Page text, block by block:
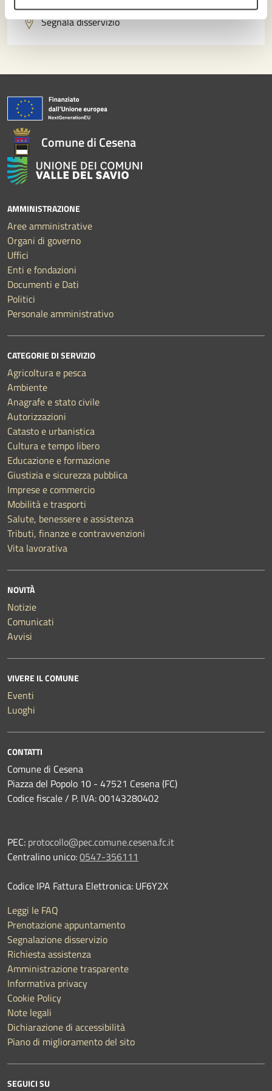
Segnala disservizio
Comune di Cesena
AMMINISTRAZIONE
Aree amministrative
Organi di governo
Uffici
Enti e fondazioni
Documenti e Dati
Politici
Personale amministrativo
CATEGORIE DI SERVIZIO
Agricoltura e pesca
Ambiente
Anagrafe e stato civile
Autorizzazioni
Catasto e urbanistica
Cultura e tempo libero
Educazione e formazione
Giustizia e sicurezza pubblica
Imprese e commercio
Mobilità e trasporti
Salute, benessere e assistenza
Tributi, finanze e contravvenzioni
Vita lavorativa
NOVITÀ
Notizie
Comunicati
Avvisi
VIVERE IL COMUNE
Eventi
Luoghi
CONTATTI
Comune di Cesena
Piazza del Popolo 10 - 47521 Cesena (FC)
Codice fiscale / P. IVA: 00143280402
PEC: protocollo@pec.comune.cesena.fc.it
Centralino unico:0547-356111
Codice IPA Fattura Elettronica: UF6Y2X
Leggi le FAQ
Prenotazione appuntamento
Segnalazione disservizio
Richiesta assistenza
Amministrazione trasparente
Informativa privacy
Cookie Policy
Note legali
Dichiarazione di accessibilità
Piano di miglioramento del sito
SEGUICI SU